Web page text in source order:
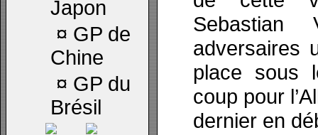
Japon
¤ GP de
Chine
¤ GP du
Brésil
adversaires
place sous
coup pour
dernier en